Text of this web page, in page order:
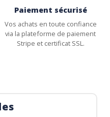
Paiement sécurisé
Vos achats en toute confiance
via la plateforme de paiement
Stripe et certificat SSL.